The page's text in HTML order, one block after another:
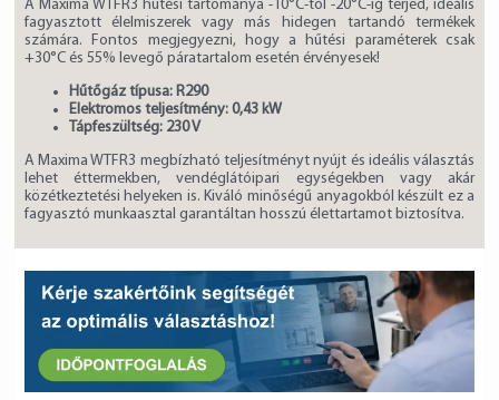
A Maxima WTFR3 hűtési tartománya -10°C-tól -20°C-ig terjed, ideális
fagyasztott élelmiszerek vagy más hidegen tartandó termékek
számára. Fontos megjegyezni, hogy a hűtési paraméterek csak
+30°C és 55% levegő páratartalom esetén érvényesek!
Hűtőgáz típusa: R290
Elektromos teljesítmény: 0,43 kW
Tápfeszültség: 230 V
A Maxima WTFR3 megbízható teljesítményt nyújt és ideális választás
lehet éttermekben, vendéglátóipari egységekben vagy akár
közétkeztetési helyeken is. Kiváló minőségű anyagokból készült ez a
fagyasztó munkaasztal garantáltan hosszú élettartamot biztosítva.